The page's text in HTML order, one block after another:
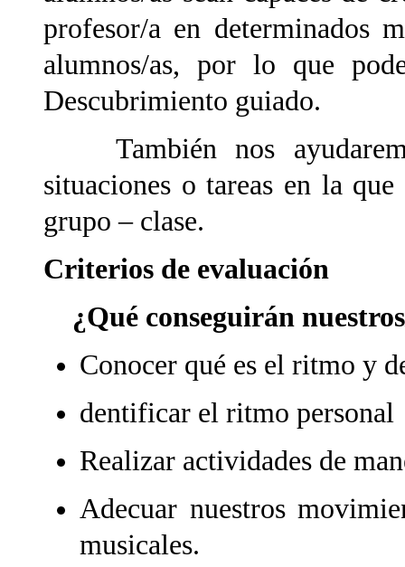
profesor/a en determinados
alumnos/as, por lo que
Descubrimiento guiado.
También nos
situaciones o tareas en la
grupo – clase.
Criterios de evaluación
¿Qué conseguirán
Conocer qué es el ritmo y
dentificar el ritmo personal
Realizar actividades de
Adecuar nuestros
musicales.